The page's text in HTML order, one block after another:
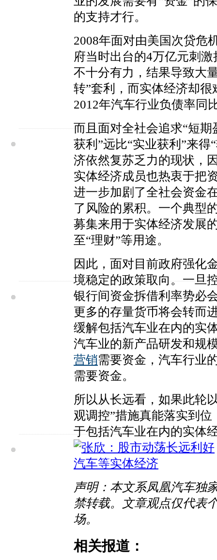
的支持才行。
2008年面对由美国次贷危
府当时出台的4万亿元刺
不十分有力，结果导致大
转”套利，而实体经济却
2012年汽车行业负债率同
而且面对全社会追求“短
获利”远比“实业获利”来
济依然复苏乏力的现状，
实体经济成员也热衷于把
进一步加剧了全社会资金
了风险的累积。一个典型
募集来用于实体经济发展
至“理财”等用途。
因此，面对目前政府强化
境稳定的政策取向。一旦
银行间资金拆借利率势必
更多的存量货币将会转而
缓解包括汽车业在内的实
汽车业的新产品研发和规
营销需要资金，汽车行业
需要资金。
所以从长远看，如果此轮
观调控”措施真能落实到
于包括汽车业在内的实体
声明：本文系凤凰汽车独
禁转载。文章观点仅代表
场。
相关报道：